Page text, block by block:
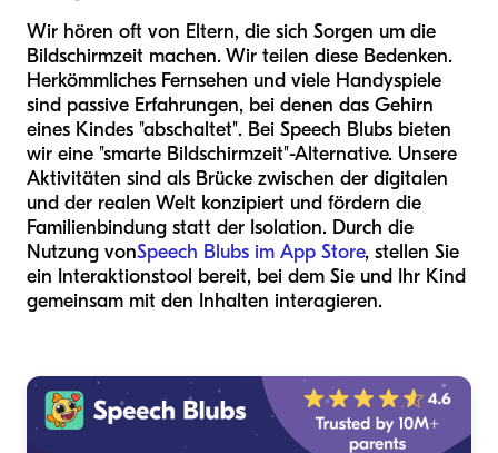
Wir hören oft von Eltern, die sich Sorgen um die
Bildschirmzeit machen. Wir teilen diese Bedenken.
Herkömmliches Fernsehen und viele Handyspiele
sind passive Erfahrungen, bei denen das Gehirn
eines Kindes "abschaltet". Bei Speech Blubs bieten
wir eine "smarte Bildschirmzeit"-Alternative. Unsere
Aktivitäten sind als Brücke zwischen der digitalen
und der realen Welt konzipiert und fördern die
Familienbindung statt der Isolation. Durch die
Nutzung vonSpeech Blubs im App Store, stellen Sie
ein Interaktionstool bereit, bei dem Sie und Ihr Kind
gemeinsam mit den Inhalten interagieren.